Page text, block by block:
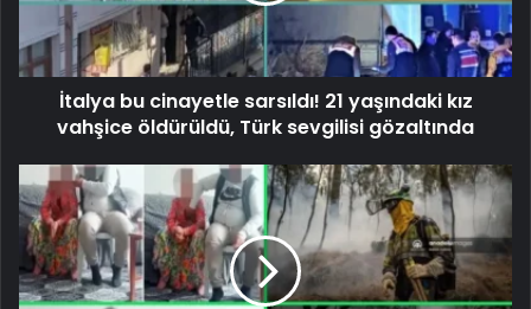
İtalya bu cinayetle sarsıldı! 21 yaşındaki kız
vahşice öldürüldü, Türk sevgilisi gözaltında